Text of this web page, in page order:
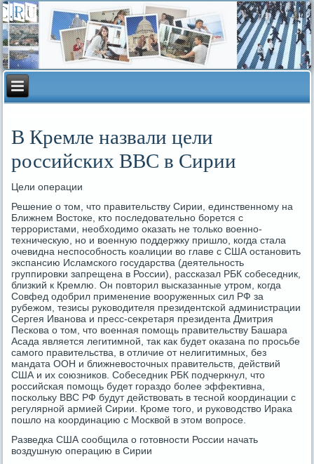
В Кремле назвали цели
российских ВВС в Сирии
Цели операции
Решение о том, что правительству Сирии, единственному на
Ближнем Востоке, кто последовательно борется с
террористами, необходимо оказать не только военно-
техническую, но и военную поддержку пришло, когда стала
очевидна неспособность коалиции во главе с США остановить
экспансию Исламского государства (деятельность
группировки запрещена в России), рассказал РБК собеседник,
близкий к Кремлю. Он повторил высказанные утром, когда
Совфед одобрил применение вооруженных сил РФ за
рубежом, тезисы руководителя президентской администрации
Сергея Иванова и пресс-секретаря президента Дмитрия
Пескова о том, что военная помощь правительству Башара
Асада является легитимной, так как будет оказана по просьбе
самого правительства, в отличие от нелигитимных, без
мандата ООН и ближневосточных правительств, действий
США и их союзников. Собеседник РБК подчеркнул, что
российская помощь будет гораздо более эффективна,
поскольку ВВС РФ будут действовать в тесной координации с
регулярной армией Сирии. Кроме того, и руководство Ирака
пошло на координацию с Москвой в этом вопросе.
Разведка США сообщила о готовности России начать
воздушную операцию в Сирии